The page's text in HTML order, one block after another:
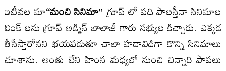
ఇటీవల మా“మంచి సినిమా”గ్రూప్ లో పది పాలస్తీనా సినిమాల
లింక్ లను గ్రూప్ అడ్మిన్ బాలాజీ గారు సభ్యుల కిచ్చారు. ఎక్కడ
తీసేస్తారోనని భయపడుతూ చాలా హడావిడిగా కొన్ని సినిమాలు
చూశాను. అంతు లేని హింస మధ్యలో నుంచి చిన్నారి పాపలు